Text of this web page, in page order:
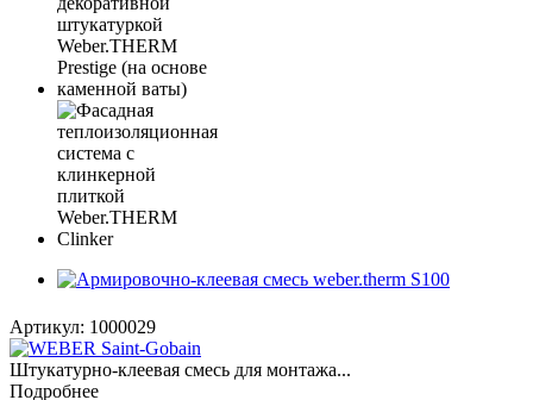
Артикул: 1000029
Штукатурно-клеевая смесь для монтажа...
Подробнее